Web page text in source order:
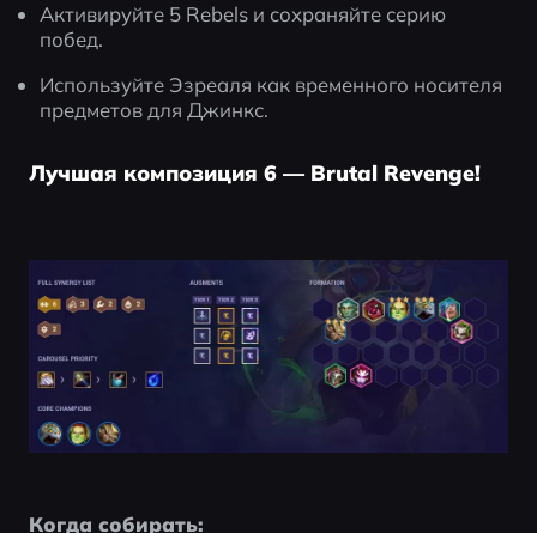
Активируйте 5 Rebels и сохраняйте серию
побед.
Используйте Эзреаля как временного носителя
предметов для Джинкс.
Лучшая композиция 6 — Brutal Revenge!
Когда собирать: